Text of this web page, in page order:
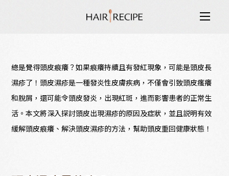
純米瓶系列
天然洗護
頭皮也有濕疹？頭皮濕疹的原
總是覺得頭皮痕癢？如果痕癢持續且有發紅現象，可能是頭皮長
濕疹了！頭皮濕疹是一種發炎性皮膚疾病，不僅會引致頭皮瘙癢
和脫屑，還可能令頭皮發炎，出現紅斑，進而影響患者的正常生
活。本文將深入探討頭皮出現濕疹的原因及症狀，並且説明有效
緩解頭皮痕癢、解決頭皮濕疹的方法，幫助頭皮重回健康狀態！